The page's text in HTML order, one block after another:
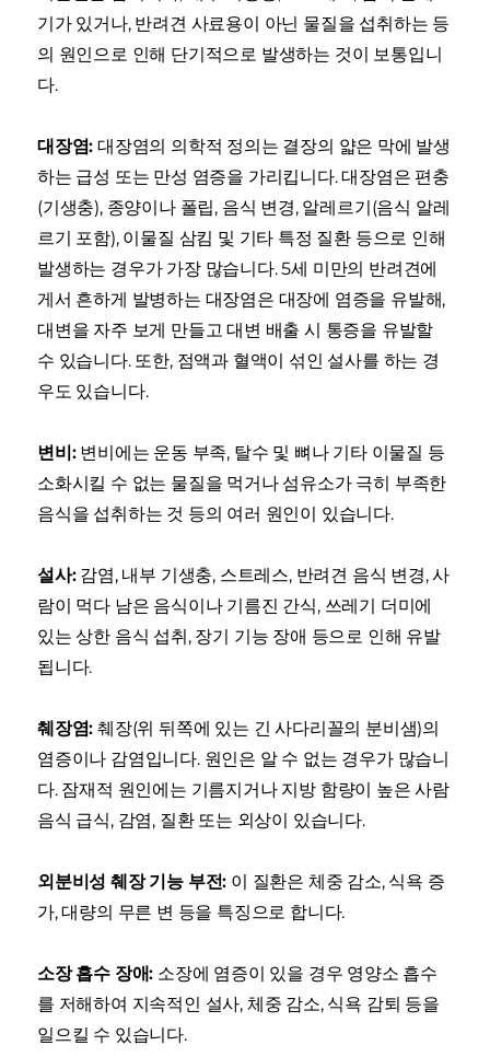
기가 있거나, 반려견 사료용이 아닌 물질을 섭취하는 등
의 원인으로 인해 단기적으로 발생하는 것이 보통입니
다.
대장염: 대장염의 의학적 정의는 결장의 얇은 막에 발생
하는 급성 또는 만성 염증을 가리킵니다. 대장염은 편충
(기생충), 종양이나 폴립, 음식 변경, 알레르기(음식 알레
르기 포함), 이물질 삼킴 및 기타 특정 질환 등으로 인해
발생하는 경우가 가장 많습니다. 5세 미만의 반려견에
게서 흔하게 발병하는 대장염은 대장에 염증을 유발해,
대변을 자주 보게 만들고 대변 배출 시 통증을 유발할
수 있습니다. 또한, 점액과 혈액이 섞인 설사를 하는 경
우도 있습니다.
변비:변비에는 운동 부족, 탈수 및 뼈나 기타 이물질 등
소화시킬 수 없는 물질을 먹거나 섬유소가 극히 부족한
음식을 섭취하는 것 등의 여러 원인이 있습니다.
설사:감염, 내부 기생충, 스트레스, 반려견 음식 변경, 사
람이 먹다 남은 음식이나 기름진 간식, 쓰레기 더미에
있는 상한 음식 섭취, 장기 기능 장애 등으로 인해 유발
됩니다.
췌장염: 췌장(위 뒤쪽에 있는 긴 사다리꼴의 분비샘)의
염증이나 감염입니다. 원인은 알 수 없는 경우가 많습니
다. 잠재적 원인에는 기름지거나 지방 함량이 높은 사람
음식 급식, 감염, 질환 또는 외상이 있습니다.
외분비성 췌장 기능 부전: 이 질환은 체중 감소, 식욕 증
가, 대량의 무른 변 등을 특징으로 합니다.
소장 흡수 장애: 소장에 염증이 있을 경우 영양소 흡수
를 저해하여 지속적인 설사, 체중 감소, 식욕 감퇴 등을
일으킬 수 있습니다.